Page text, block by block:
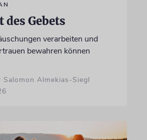
des Gebets
verarbeiten und
bewahren können
Salomon Almekias-Siegl